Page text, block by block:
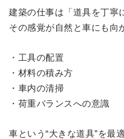
建築の仕事は「道具を丁寧
その感覚が自然と車にも向
・工具の配置
・材料の積み方
・車内の清掃
・荷重バランスへの意識
車という“大きな道具”を最